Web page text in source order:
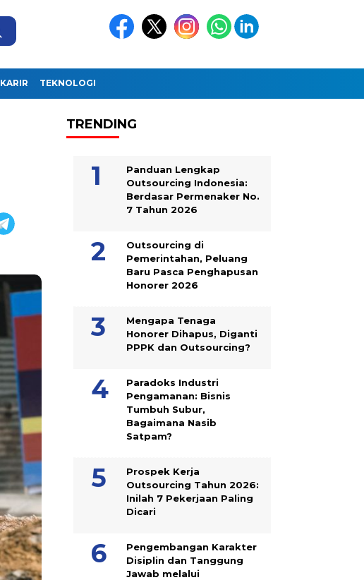
KARIR TEKNOLOGI
TRENDING
Panduan Lengkap
Outsourcing Indonesia:
Berdasar Permenaker No.
7 Tahun 2026
Outsourcing di
Pemerintahan, Peluang
Baru Pasca Penghapusan
Honorer 2026
Mengapa Tenaga
Honorer Dihapus, Diganti
PPPK dan Outsourcing?
Paradoks Industri
Pengamanan: Bisnis
Tumbuh Subur,
Bagaimana Nasib
Satpam?
Prospek Kerja
Outsourcing Tahun 2026:
Inilah 7 Pekerjaan Paling
Dicari
Pengembangan Karakter
Disiplin dan Tanggung
Jawab melalui